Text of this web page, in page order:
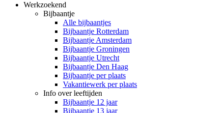
Werkzoekend
Bijbaantje
Alle bijbaantjes
Bijbaantje Rotterdam
Bijbaantje Amsterdam
Bijbaantje Groningen
Bijbaantje Utrecht
Bijbaantje Den Haag
Bijbaantje per plaats
Vakantiewerk per plaats
Info over leeftijden
Bijbaantje 12 jaar
Bijbaantje 13 jaar